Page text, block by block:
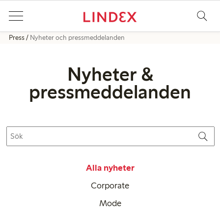
Press Nyheter och pressmeddelanden
Nyheter &
pressmeddelanden
Alla nyheter
Corporate
Mode